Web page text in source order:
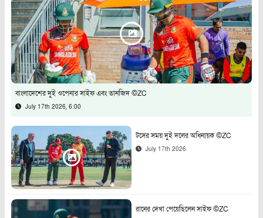
বাংলাদেশের দুই ওপেনার সাইফ এবং তানজিদ ©ZC
July 17th 2026, 6:00
টসের সময় দুই দলের অধিনায়ক ©ZC
July 17th 2026
রানের দেখা পেয়েছিলেন সাইফ ©ZC